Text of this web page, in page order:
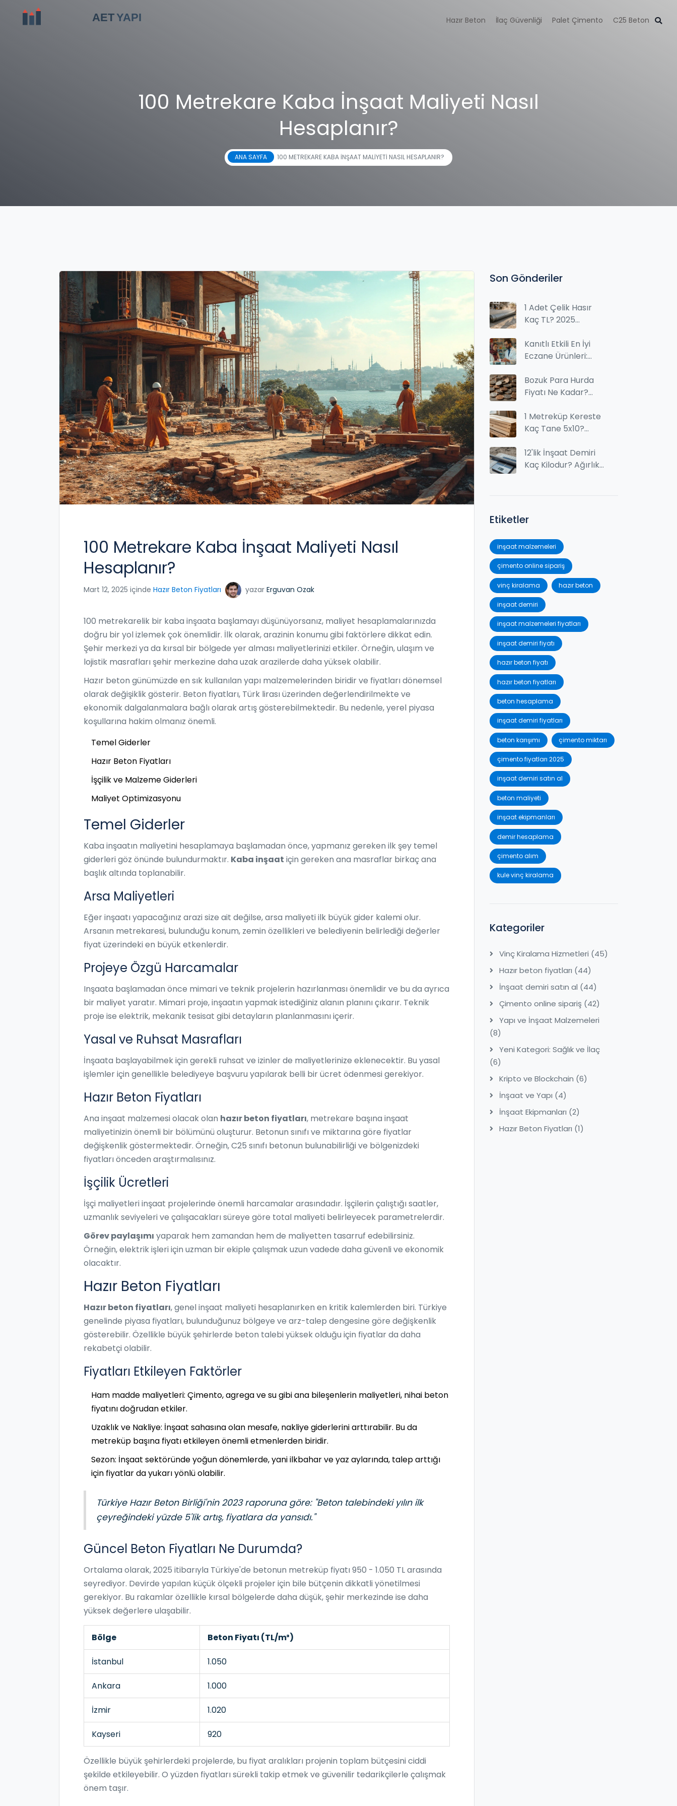
Hazır Beton İlaç Güvenliği Palet Çimento C25 Beton
100 Metrekare Kaba İnşaat Maliyeti Nasıl
Hesaplanır?
ANA SAYFA 100 METREKARE KABA İNŞAAT MALIYETI NASIL HESAPLANIR?
100 Metrekare Kaba İnşaat Maliyeti Nasıl
Hesaplanır?
Mart 12, 2025 içinde Hazır Beton Fiyatları yazar Erguvan Ozak
100 metrekarelik bir kaba inşaata başlamayı düşünüyorsanız, maliyet hesaplamalarınızda
doğru bir yol izlemek çok önemlidir. İlk olarak, arazinin konumu gibi faktörlere dikkat edin.
Şehir merkezi ya da kırsal bir bölgede yer alması maliyetlerinizi etkiler. Örneğin, ulaşım ve
lojistik masrafları şehir merkezine daha uzak arazilerde daha yüksek olabilir.
Hazır beton günümüzde en sık kullanılan yapı malzemelerinden biridir ve fiyatları dönemsel
olarak değişiklik gösterir. Beton fiyatları, Türk lirası üzerinden değerlendirilmekte ve
ekonomik dalgalanmalara bağlı olarak artış gösterebilmektedir. Bu nedenle, yerel piyasa
koşullarına hakim olmanız önemli.
Temel Giderler
Hazır Beton Fiyatları
İşçilik ve Malzeme Giderleri
Maliyet Optimizasyonu
Temel Giderler
Kaba inşaatın maliyetini hesaplamaya başlamadan önce, yapmanız gereken ilk şey temel
giderleri göz önünde bulundurmaktır. Kaba inşaat için gereken ana masraflar birkaç ana
başlık altında toplanabilir.
Arsa Maliyetleri
Eğer inşaatı yapacağınız arazi size ait değilse, arsa maliyeti ilk büyük gider kalemi olur.
Arsanın metrekaresi, bulunduğu konum, zemin özellikleri ve belediyenin belirlediği değerler
fiyat üzerindeki en büyük etkenlerdir.
Projeye Özgü Harcamalar
Inşaata başlamadan önce mimari ve teknik projelerin hazırlanması önemlidir ve bu da ayrıca
bir maliyet yaratır. Mimari proje, inşaatın yapmak istediğiniz alanın planını çıkarır. Teknik
proje ise elektrik, mekanik tesisat gibi detayların planlanmasını içerir.
Yasal ve Ruhsat Masrafları
İnşaata başlayabilmek için gerekli ruhsat ve izinler de maliyetlerinize eklenecektir. Bu yasal
işlemler için genellikle belediyeye başvuru yapılarak belli bir ücret ödenmesi gerekiyor.
Hazır Beton Fiyatları
Ana inşaat malzemesi olacak olan hazır beton fiyatları, metrekare başına inşaat
maliyetinizin önemli bir bölümünü oluşturur. Betonun sınıfı ve miktarına göre fiyatlar
değişkenlik göstermektedir. Örneğin, C25 sınıfı betonun bulunabilirliği ve bölgenizdeki
fiyatları önceden araştırmalısınız.
İşçilik Ücretleri
İşçi maliyetleri inşaat projelerinde önemli harcamalar arasındadır. İşçilerin çalıştığı saatler,
uzmanlık seviyeleri ve çalışacakları süreye göre total maliyeti belirleyecek parametrelerdir.
Görev paylaşımı yaparak hem zamandan hem de maliyetten tasarruf edebilirsiniz.
Örneğin, elektrik işleri için uzman bir ekiple çalışmak uzun vadede daha güvenli ve ekonomik
olacaktır.
Hazır Beton Fiyatları
Hazır beton fiyatları, genel inşaat maliyeti hesaplanırken en kritik kalemlerden biri. Türkiye
genelinde piyasa fiyatları, bulunduğunuz bölgeye ve arz-talep dengesine göre değişkenlik
gösterebilir. Özellikle büyük şehirlerde beton talebi yüksek olduğu için fiyatlar da daha
rekabetçi olabilir.
Fiyatları Etkileyen Faktörler
Ham madde maliyetleri: Çimento, agrega ve su gibi ana bileşenlerin maliyetleri, nihai beton
fiyatını doğrudan etkiler.
Uzaklık ve Nakliye: İnşaat sahasına olan mesafe, nakliye giderlerini arttırabilir. Bu da
metreküp başına fiyatı etkileyen önemli etmenlerden biridir.
Sezon: İnşaat sektöründe yoğun dönemlerde, yani ilkbahar ve yaz aylarında, talep arttığı
için fiyatlar da yukarı yönlü olabilir.
Türkiye Hazır Beton Birliği'nin 2023 raporuna göre: "Beton talebindeki yılın ilk
çeyreğindeki yüzde 5'lik artış, fiyatlara da yansıdı."
Güncel Beton Fiyatları Ne Durumda?
Ortalama olarak, 2025 itibarıyla Türkiye'de betonun metreküp fiyatı 950 - 1.050 TL arasında
seyrediyor. Devirde yapılan küçük ölçekli projeler için bile bütçenin dikkatli yönetilmesi
gerekiyor. Bu rakamlar özellikle kırsal bölgelerde daha düşük, şehir merkezinde ise daha
yüksek değerlere ulaşabilir.
Bölge Beton Fiyatı (TL/m³)
İstanbul 1.050
Ankara 1.000
İzmir 1.020
Kayseri 920
Özellikle büyük şehirlerdeki projelerde, bu fiyat aralıkları projenin toplam bütçesini ciddi
şekilde etkileyebilir. O yüzden fiyatları sürekli takip etmek ve güvenilir tedarikçilerle çalışmak
önem taşır.
Son Gönderiler
1 Adet Çelik Hasır
Kaç TL? 2025
Alma Rehberi
Kanıtlı Etkili En İyi
Eczane Ürünleri:
Seçimler ve Kullanım
Rehberi
Bozuk Para Hurda
Fiyatı Ne Kadar?
ve Satış İpuçları
1 Metreküp Kereste
Kaç Tane 5x10?
Pratik İpuçları
12'lik İnşaat Demiri
Kaç Kilodur? Ağırlık
Etiketler
inşaat malzemeleri
çimento online sipariş
vinç kiralama hazır beton
inşaat demiri
inşaat malzemeleri fiyatları
inşaat demiri fiyatı
hazır beton fiyatı
hazır beton fiyatları
beton hesaplama
inşaat demiri fiyatları
beton karışımı çimento miktarı
çimento fiyatları 2025
inşaat demiri satın al
beton maliyeti
inşaat ekipmanları
demir hesaplama
çimento alım
kule vinç kiralama
Kategoriler
Vinç Kiralama Hizmetleri (45)
Hazır beton fiyatları (44)
İnşaat demiri satın al (44)
Çimento online sipariş (42)
Yapı ve İnşaat Malzemeleri
(8)
Yeni Kategori: Sağlık ve İlaç
(6)
Kripto ve Blockchain (6)
İnşaat ve Yapı (4)
İnşaat Ekipmanları (2)
Hazır Beton Fiyatları (1)